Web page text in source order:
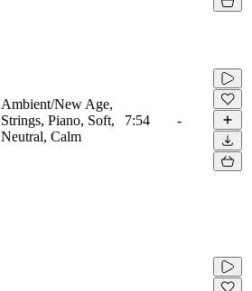
Ambient/New Age,
Strings, Piano, Soft,
Neutral, Calm
7:54 -